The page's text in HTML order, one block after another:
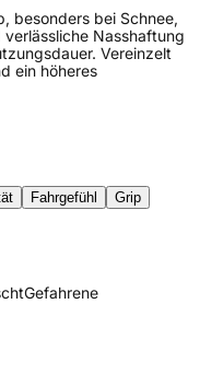
besonders bei Schnee,
Nasshaftung
Vereinzelt
ein höheres
Fahrgefühl
Grip
Gefahrene